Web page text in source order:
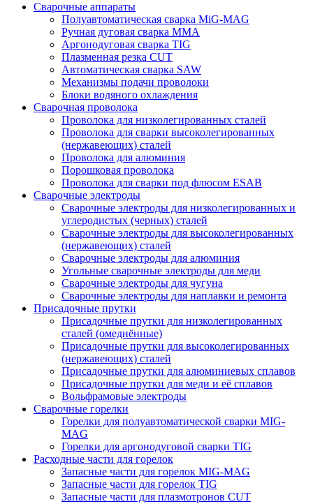
Сварочные аппараты
Полуавтоматическая сварка MiG-MAG
Ручная дуговая сварка MMA
Аргонодуговая сварка TIG
Плазменная резка CUT
Автоматическая сварка SAW
Механизмы подачи проволоки
Блоки водяного охлаждения
Сварочная проволока
Проволока для низколегированных сталей
Проволока для сварки высоколегированных
(нержавеющих) сталей
Проволока для алюминия
Порошковая проволока
Проволока для сварки под флюсом ESAB
Сварочные электроды
Сварочные электроды для низколегированных и
углеродистых (черных) сталей
Сварочные электроды для высоколегированных
(нержавеющих) сталей
Сварочные электроды для алюминия
Угольные сварочные электроды для меди
Сварочные электроды для чугуна
Сварочные электроды для наплавки и ремонта
Присадочные прутки
Присадочные прутки для низколегированных
сталей (омеднённые)
Присадочные прутки для высоколегированных
(нержавеющих) сталей
Присадочные прутки для алюминиевых сплавов
Присадочные прутки для меди и её сплавов
Вольфрамовые электроды
Сварочные горелки
Горелки для полуавтоматической сварки MIG-
MAG
Горелки для аргонодуговой сварки TIG
Расходные части для горелок
Запасные части для горелок MIG-MAG
Запасные части для горелок TIG
Запасные части для плазмотронов CUT